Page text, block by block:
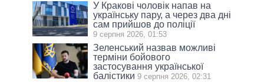
У Кракові чоловік напав на
українську пару, а через два дні
сам прийшов до поліції
9 серпня 2026, 01:53
Зеленський назвав можливі
терміни бойового
застосування української
балістики 9 серпня 2026, 02:31